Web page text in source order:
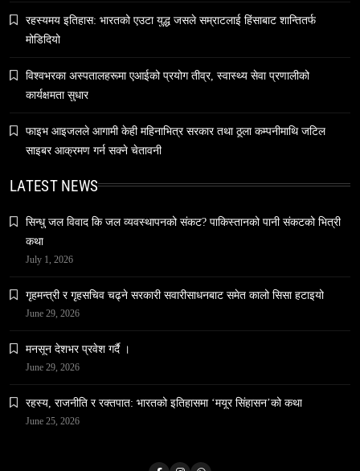
समाज
नेपालमा युनिफिकेशन चर्चको सम्बन्ध उजागर
वन्यजन्तु वातावरण
नेपालको वन्यजन्तु पर्यटन प्रवर्द्धनमा महत्वपूर्ण योगदान
April 3, 2026
समाज
रहस्यमय इतिहास: भारतको एउटा युद्ध जसले सम्राटलाई हिंसाबाट शान्तितर्फ
मोडिदियो
विश्वभरका अस्पतालहरूमा एआईको प्रयोग तीव्र, स्वास्थ्य सेवा प्रणालीको
कार्यक्षमता सुधार
फाइभ आइजलले आगामी केही महिनाभित्र सरकार तथा ठूला कम्पनीमाथि जटिल
साइबर आक्रमण गर्न सक्ने चेतावनी
LATEST NEWS
सिन्धु जल विवाद कि जल व्यवस्थापनको संकट? पाकिस्तानको पानी संकटको भित्री
कथा
July 1, 2026
गृहमन्त्री र गृहसचिव चढ्ने सरकारी सवारीसाधनबाट समेत कालो सिसा हटाइयो
June 29, 2026
मनसून देशभर प्रवेश गर्दै ।
June 29, 2026
रहस्य, राजनीति र रक्तपात: भारतको इतिहासमा ‘मयूर सिंहासन’को कथा
June 25, 2026